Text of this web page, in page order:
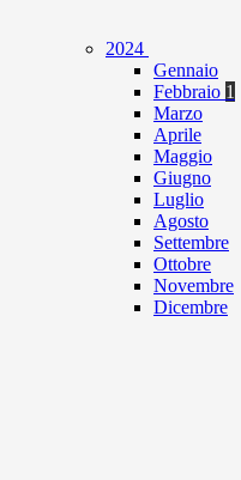
2024
Gennaio
Febbraio 1
Marzo
Aprile
Maggio
Giugno
Luglio
Agosto
Settembre
Ottobre
Novembre
Dicembre